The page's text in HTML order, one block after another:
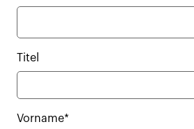
Titel
Vorname*